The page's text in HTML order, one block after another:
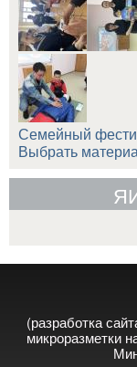
Семейный
Выбрать
(разработка
микроразметки